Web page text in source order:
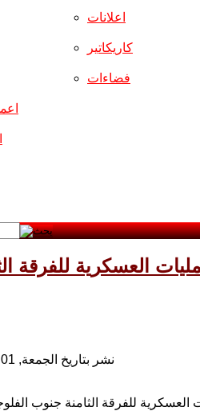
اعلانات
كاريكاتير
فضاءات
العسكرية للفرقة
نشر بتاريخ الجمعة, 01 تموز/يوليو 2016 12:14
العسكرية للفرقة الثامنة جنوب